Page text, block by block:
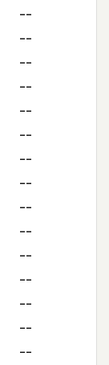
--
--
--
--
--
--
--
--
--
--
--
--
--
--
--